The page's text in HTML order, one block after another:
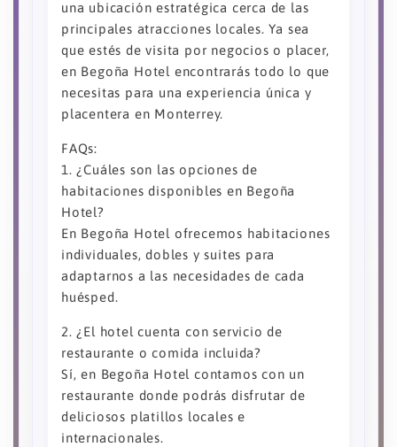
una ubicación estratégica cerca de las
principales atracciones locales. Ya sea
que estés de visita por negocios o placer,
en Begoña Hotel encontrarás todo lo que
necesitas para una experiencia única y
placentera en Monterrey.
FAQs:
1. ¿Cuáles son las opciones de
habitaciones disponibles en Begoña
Hotel?
En Begoña Hotel ofrecemos habitaciones
individuales, dobles y suites para
adaptarnos a las necesidades de cada
huésped.
2. ¿El hotel cuenta con servicio de
restaurante o comida incluida?
Sí, en Begoña Hotel contamos con un
restaurante donde podrás disfrutar de
deliciosos platillos locales e
internacionales.